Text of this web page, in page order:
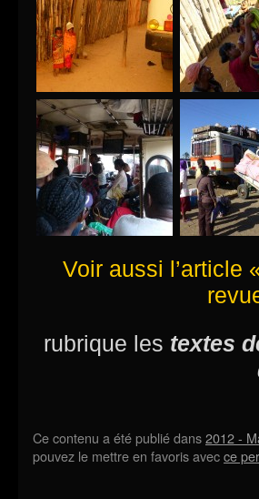
Voir aussi l’article
rubrique les textes
Ce contenu a été publié dans2012 -
pouvez le mettre en favoris avecce